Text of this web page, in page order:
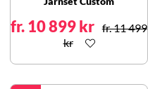
fr. 10 899 kr fr. 11 499
kr